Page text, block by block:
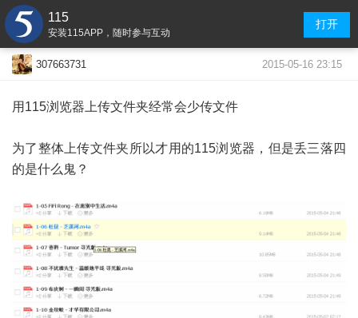
115
安装115APP，随时参与互动
打开
307663731 2015-05-16 23:15
用115浏览器上传文件夹经常会少传文件
为了整体上传文件夹所以才用的115浏览器，但是丢三落四
的是什么鬼？